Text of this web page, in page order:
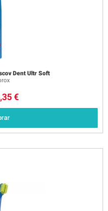
Dent Ultr Soft
€